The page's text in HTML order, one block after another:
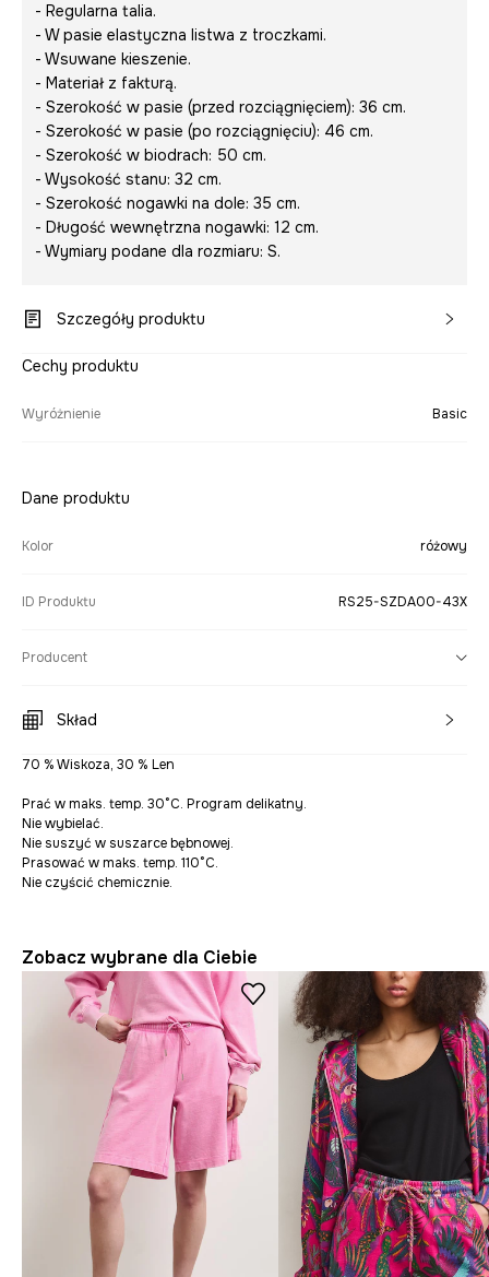
- Regularna talia.
- W pasie elastyczna listwa z troczkami.
- Wsuwane kieszenie.
- Materiał z fakturą.
- Szerokość w pasie (przed rozciągnięciem): 36 cm.
- Szerokość w pasie (po rozciągnięciu): 46 cm.
- Szerokość w biodrach: 50 cm.
- Wysokość stanu: 32 cm.
- Szerokość nogawki na dole: 35 cm.
- Długość wewnętrzna nogawki: 12 cm.
- Wymiary podane dla rozmiaru: S.
Szczegóły produktu
Cechy produktu
Wyróżnienie Basic
Dane produktu
Kolor różowy
ID Produktu RS25-SZDA00-43X
Producent
Skład
70 % Wiskoza, 30 % Len
Prać w maks. temp. 30°C. Program delikatny.
Nie wybielać.
Nie suszyć w suszarce bębnowej.
Prasować w maks. temp. 110°C.
Nie czyścić chemicznie.
Zobacz wybrane dla Ciebie